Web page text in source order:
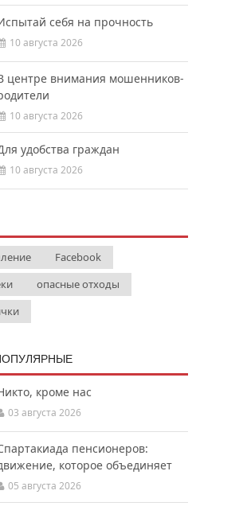
себя на прочность
10 августа 2026
центре внимания мошенников-
10 августа 2026
удобства граждан
10 августа 2026
Facebook
опасные отходы
кроме нас
03 августа 2026
пенсионеров:
которое объединяет
05 августа 2026